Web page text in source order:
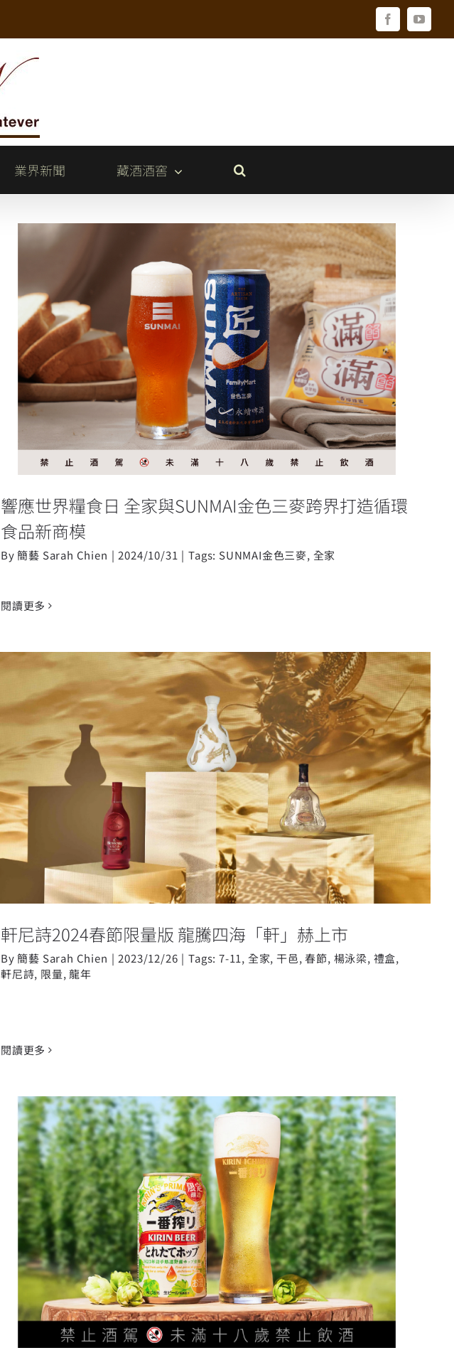
Facebook
業界新聞 藏酒酒窖
響應世界糧食日 全家與SUNMAI金色三麥跨界打造
循環食品新商模
響應世界糧食日 全家與SUNMAI金色三麥跨界打造循環
食品新商模
By簡藝 Sarah Chien | 2024/10/31 | Tags: SUNMAI金色三麥, 全家
閱讀更多
軒尼詩2024春節限量版 龍騰四海「軒」赫上市
軒尼詩2024春節限量版 龍騰四海「軒」赫上市
By簡藝 Sarah Chien | 2023/12/26 | Tags:7-11, 全家,干邑,春節, 楊泳梁, 禮盒,
軒尼詩, 限量,龍年
閱讀更多
3.5億罐的美味！冬季限定 KIRIN一番搾鮮摘啤酒花
啤酒限量登場